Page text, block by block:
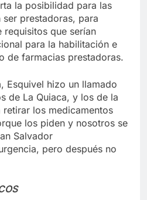
la posibilidad para las
prestadoras, para
requisitos que serían
para la habilitación e
de farmacias prestadoras.
Esquivel hizo un llamado
de La Quiaca, y los de la
los medicamentos
los piden y nosotros se
Salvador
pero después no